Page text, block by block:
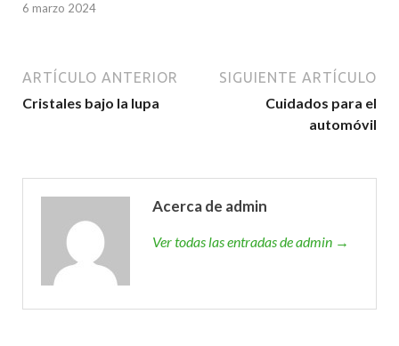
6 marzo 2024
ARTÍCULO ANTERIOR
Cristales bajo la lupa
SIGUIENTE ARTÍCULO
Cuidados para el
automóvil
Acerca de admin
Ver todas las entradas de admin →